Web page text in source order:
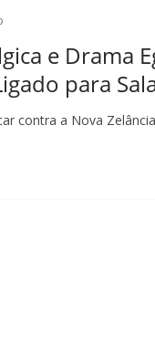
e Drama
para
contra a Nova